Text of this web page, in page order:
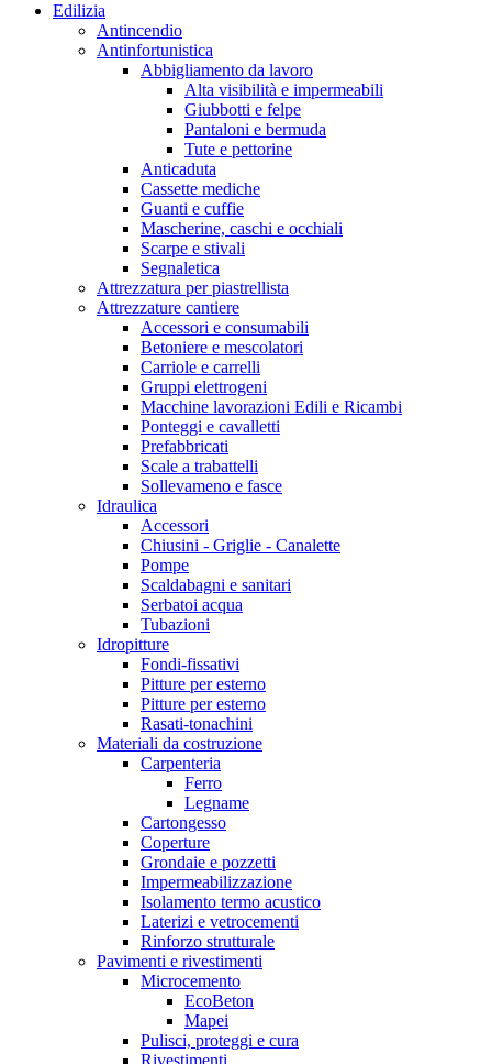
Edilizia
Antincendio
Antinfortunistica
Abbigliamento da lavoro
Alta visibilità e impermeabili
Giubbotti e felpe
Pantaloni e bermuda
Tute e pettorine
Anticaduta
Cassette mediche
Guanti e cuffie
Mascherine, caschi e occhiali
Scarpe e stivali
Segnaletica
Attrezzatura per piastrellista
Attrezzature cantiere
Accessori e consumabili
Betoniere e mescolatori
Carriole e carrelli
Gruppi elettrogeni
Macchine lavorazioni Edili e Ricambi
Ponteggi e cavalletti
Prefabbricati
Scale a trabattelli
Sollevameno e fasce
Idraulica
Accessori
Chiusini - Griglie - Canalette
Pompe
Scaldabagni e sanitari
Serbatoi acqua
Tubazioni
Idropitture
Fondi-fissativi
Pitture per esterno
Pitture per esterno
Rasati-tonachini
Materiali da costruzione
Carpenteria
Ferro
Legname
Cartongesso
Coperture
Grondaie e pozzetti
Impermeabilizzazione
Isolamento termo acustico
Laterizi e vetrocementi
Rinforzo strutturale
Pavimenti e rivestimenti
Microcemento
EcoBeton
Mapei
Pulisci, proteggi e cura
Rivestimenti